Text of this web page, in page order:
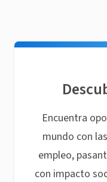
Encuentra
mundo con
empleo,
con impacto